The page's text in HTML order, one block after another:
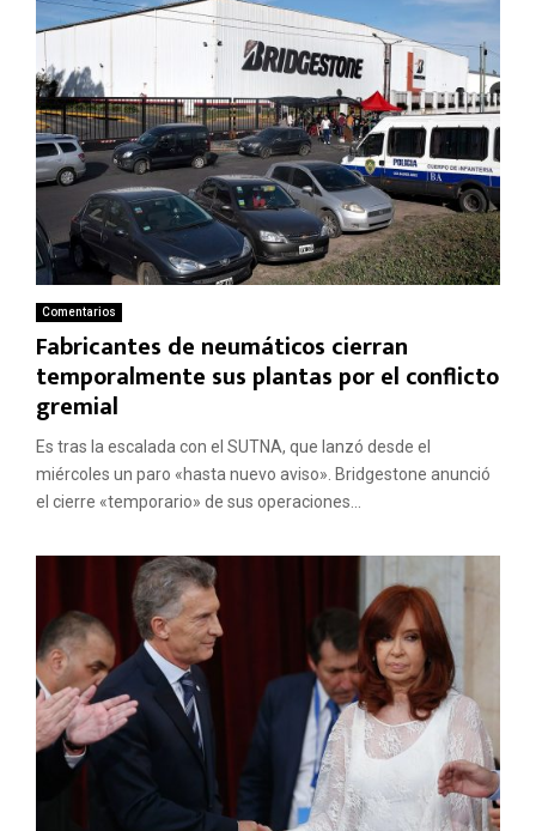
Comentarios
Fabricantes de neumáticos cierran
temporalmente sus plantas por el conflicto
gremial
Es tras la escalada con el SUTNA, que lanzó desde el
miércoles un paro «hasta nuevo aviso». Bridgestone anunció
el cierre «temporario» de sus operaciones...